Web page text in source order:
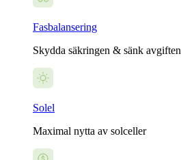
Fasbalansering
Skydda säkringen & sänk avgiften
Solel
Maximal nytta av solceller